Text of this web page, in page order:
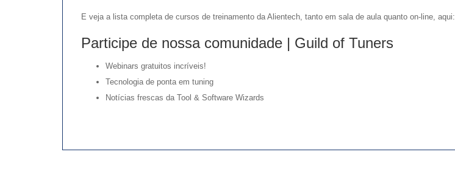
E veja a lista completa de cursos de treinamento da Alientech, tanto em sala de aula quanto on-line, aqui:
Participe de nossa comunidade | Guild of Tuners
Webinars gratuitos incríveis!
Tecnologia de ponta em tuning
Notícias frescas da Tool & Software Wizards